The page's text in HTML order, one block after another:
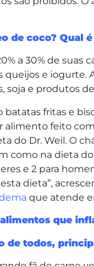
de coco? Qual
a 30% de suas
queijos e iogurte.
soja e produtos
batatas fritas e
alimento feito
do Dr. Weil. O
como na dieta
e 2 para
dieta”,
que atende
que
de todos,